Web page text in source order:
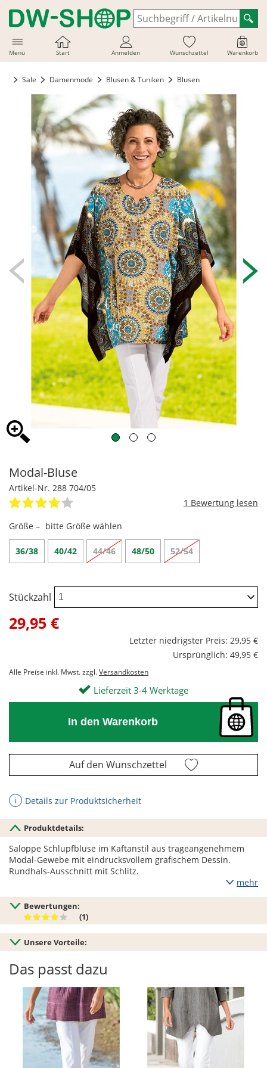
Menü Start Anmelden Wunschzettel Warenkorb
Sale Damenmode Blusen & Tuniken Blusen
Modal-Bluse
Artikel-Nr. 288 704/05
1
Größe – bitte Größe wählen
36/38 40/42 44/46 48/50 52/54
Stückzahl
29,95 €
Letzter niedrigster Preis: 29,95 €
Ursprünglich: 49,95 €
Alle Preise inkl. Mwst. zzgl.Versandkosten
Lieferzeit 3-4 Werktage
In den Warenkorb
Auf den Wunschzettel
ℹ Details zur Produktsicherheit
Produktdetails:
Saloppe Schlupfbluse im Kaftanstil aus trageangenehmem
Modal-Gewebe mit eindrucksvollem grafischem Dessin.
Rundhals-Ausschnitt mit Schlitz.
mehr
Bewertungen:
(1)
Unsere Vorteile:
Das passt dazu